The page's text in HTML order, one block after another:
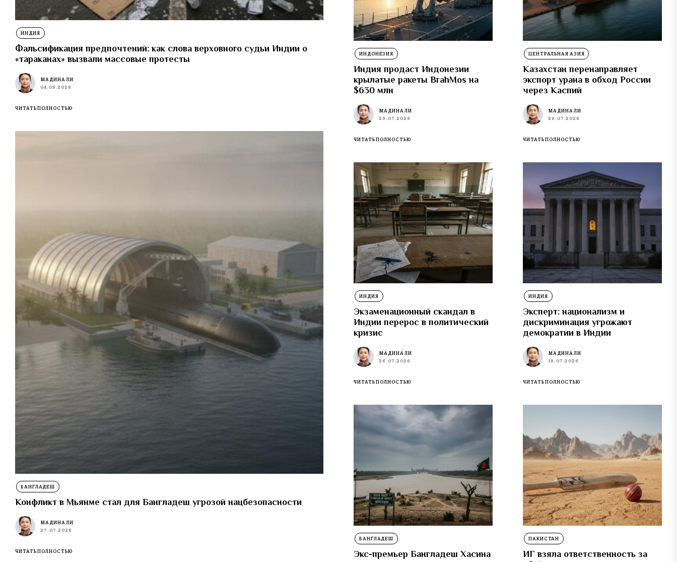
ИНДИЯ
Фальсификация предпочтений: как слова верховного судьи Индии о
«тараканах» вызвали массовые протесты
МАДИНА ЛИ
04.08.2026
ЧИТАТЬ ПОЛНОСТЬЮ
ИНДОНЕЗИЯ
Индия продаст Индонезии
крылатые ракеты BrahMos на
$630 млн
МАДИНА ЛИ
29.07.2026
ЧИТАТЬ ПОЛНОСТЬЮ
ЦЕНТРАЛЬНАЯ АЗИЯ
Казахстан перенаправляет
экспорт урана в обход России
через Каспий
МАДИНА ЛИ
28.07.2026
ЧИТАТЬ ПОЛНОСТЬЮ
БАНГЛАДЕШ
Конфликт в Мьянме стал для Бангладеш угрозой нацбезопасности
МАДИНА ЛИ
27.07.2026
ЧИТАТЬ ПОЛНОСТЬЮ
ИНДИЯ
Экзаменационный скандал в
Индии перерос в политический
кризис
МАДИНА ЛИ
26.07.2026
ЧИТАТЬ ПОЛНОСТЬЮ
ИНДИЯ
Эксперт: национализм и
дискриминация угрожают
демократии в Индии
МАДИНА ЛИ
18.07.2026
ЧИТАТЬ ПОЛНОСТЬЮ
БАНГЛАДЕШ
Экс-премьер Бангладеш Хасина
ПАКИСТАН
ИГ взяла ответственность за